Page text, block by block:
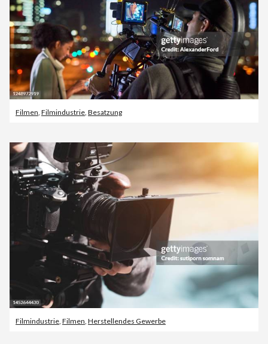
Filmen Filmindustrie Besatzung
Filmindustrie, Filmen, Herstellendes Gewerbe